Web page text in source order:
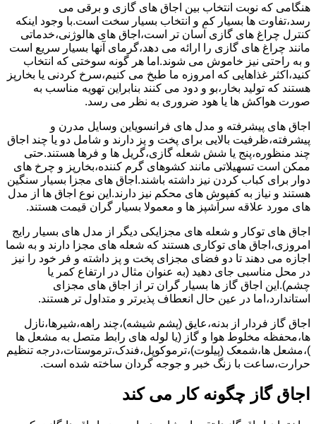
هنگامی که نوبت انتخاب بین اجاق های گازی و برقی می
رسد،تفاوت ها بسیار کم و انتخاب بسیار سخت است.با وجود اینکه
کنترل چراغ های گازی آسان تر است،اجاق های هالوژنی،خدماتی
مانند چراغ های گازی را ارائه می دهد،گرمای آنها بسیار سریع است
و به راحتی نیز خاموش می شوند.اما هر گونه سوختی که انتخاب
کنید،اکثر غذاهایی که امروزه ما طبخ می کنیم،سرخ کردنی یا بخارپز
هستند که تولید بخار،بو و دود می کنند بنابراین تهویه مناسب به
صورت هواکش ها یا هود ضروری به نظر می رسد.
اجاق های پیشرفته و مدل های فرانسویاین وسایل مدرن و
پیشرفته،ظرفیت بالایی برای پخت و پز دارند و شامل دو یا چند اجاق
چند منظوره،پنج یا شش شعله گازی،گریل ها و فرها هستند.حتی
ممکن است تسهیلاتی مانند کشوهای گرم کننده،بخارپز و چرخ های
دوار برای کباب کردن نیز داشته باشند.اجاق های مجزا بسیار سنگین
هستند و نیاز به کفپوش های محکم نیز دارند.این نوع اجاق ها از مدل
های مورد علاقه سرآشپز ها و معمولا بسیار گران قیمت هستند.
اجاق های توکار و شعله های مجزایکی دیگر از مدل های بسیار رایج
امروزی،اجاق های توکاری هستند که شعله های مجزا دارند و به شما
اجازه می دهند تا دو فضای مجزای پخت و پز داشته و فر خود را نیز
در محل مناسبی جای دهید (به عنوان مثال در ارتفاع کمر یا
چشم).این اجاق گاز ها بسیار گران تر از اجاق های مجزای
استاندارد،اما در عین حال انعطاف پذیرتر و متداول تر هستند.
اجاق گاز فردار از بدنه،عایق (پشم شیشه)،چند راهه،شیرها،نازل
ها،محفظه مخلوط هوا و گاز (یا لوله های رابط متصل به مشعل ها
)،مشعل ها،شمعک (پیلوت)،ترموکوپل،فندک،ترموستات،درجه تنظیم
حرارت،ساعت با زنگ خبر و جوجه گردان ساخته شده است.
اجاق گاز چگونه کار می کند